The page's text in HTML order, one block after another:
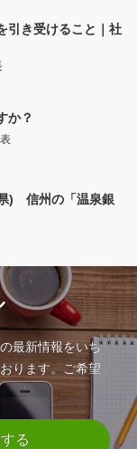
引き受けること｜社
か？
) 信州の「温泉銀
最新情報をいち
ります。ご希望
る